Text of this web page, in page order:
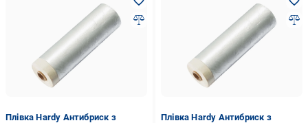
Плівка Hardy Антибриск з
Плівка Hardy Антибриск з